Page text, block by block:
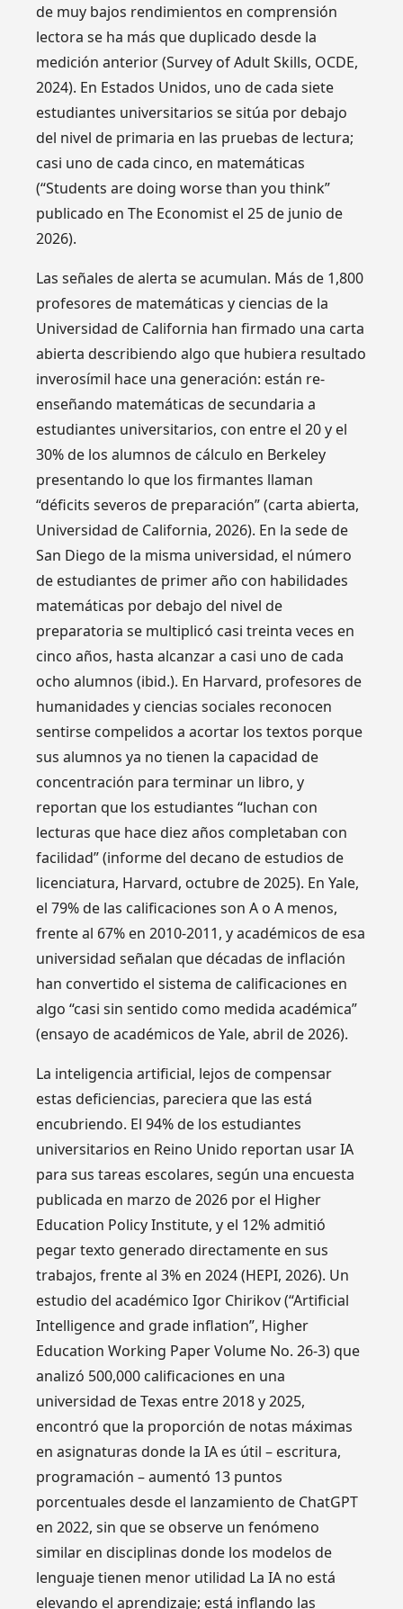
de muy bajos rendimientos en comprensión
lectora se ha más que duplicado desde la
medición anterior (Survey of Adult Skills, OCDE,
2024). En Estados Unidos, uno de cada siete
estudiantes universitarios se sitúa por debajo
del nivel de primaria en las pruebas de lectura;
casi uno de cada cinco, en matemáticas
(“Students are doing worse than you think”
publicado en The Economist el 25 de junio de
2026).
Las señales de alerta se acumulan. Más de 1,800
profesores de matemáticas y ciencias de la
Universidad de California han firmado una carta
abierta describiendo algo que hubiera resultado
inverosímil hace una generación: están re-
enseñando matemáticas de secundaria a
estudiantes universitarios, con entre el 20 y el
30% de los alumnos de cálculo en Berkeley
presentando lo que los firmantes llaman
“déficits severos de preparación” (carta abierta,
Universidad de California, 2026). En la sede de
San Diego de la misma universidad, el número
de estudiantes de primer año con habilidades
matemáticas por debajo del nivel de
preparatoria se multiplicó casi treinta veces en
cinco años, hasta alcanzar a casi uno de cada
ocho alumnos (ibid.). En Harvard, profesores de
humanidades y ciencias sociales reconocen
sentirse compelidos a acortar los textos porque
sus alumnos ya no tienen la capacidad de
concentración para terminar un libro, y
reportan que los estudiantes “luchan con
lecturas que hace diez años completaban con
facilidad” (informe del decano de estudios de
licenciatura, Harvard, octubre de 2025). En Yale,
el 79% de las calificaciones son A o A menos,
frente al 67% en 2010-2011, y académicos de esa
universidad señalan que décadas de inflación
han convertido el sistema de calificaciones en
algo “casi sin sentido como medida académica”
(ensayo de académicos de Yale, abril de 2026).
La inteligencia artificial, lejos de compensar
estas deficiencias, pareciera que las está
encubriendo. El 94% de los estudiantes
universitarios en Reino Unido reportan usar IA
para sus tareas escolares, según una encuesta
publicada en marzo de 2026 por el Higher
Education Policy Institute, y el 12% admitió
pegar texto generado directamente en sus
trabajos, frente al 3% en 2024 (HEPI, 2026). Un
estudio del académico Igor Chirikov (“Artificial
Intelligence and grade inflation”, Higher
Education Working Paper Volume No. 26-3) que
analizó 500,000 calificaciones en una
universidad de Texas entre 2018 y 2025,
encontró que la proporción de notas máximas
en asignaturas donde la IA es útil – escritura,
programación – aumentó 13 puntos
porcentuales desde el lanzamiento de ChatGPT
en 2022, sin que se observe un fenómeno
similar en disciplinas donde los modelos de
lenguaje tienen menor utilidad La IA no está
elevando el aprendizaje; está inflando las